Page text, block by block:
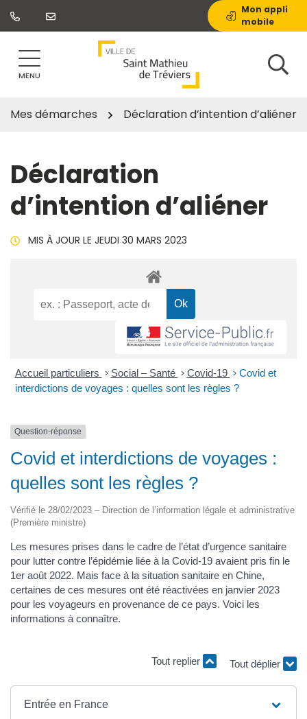
Aller
Mon appli
mobile
MENU
Mes démarches Déclaration d’intention d’aliéner
Déclaration
d’intention d’aliéner
MIS À JOUR LE JEUDI 30 MARS 2023
Accueil particuliers > Social – Santé > Covid-19 > Covid et
interdictions de voyages : quelles sont les règles ?
Question-réponse
Covid et interdictions de voyages :
quelles sont les règles ?
Vérifié le 28/02/2023 – Direction de l’information légale et administrative
(Première ministre)
Les mesures prises dans le cadre de l’état d’urgence sanitaire
pour lutter contre l’épidémie liée à la Covid-19 avaient pris fin le
1er août 2022. Mais face à la situation sanitaire en Chine,
certaines de ces mesures ont été réactivées en janvier 2023
pour les voyageurs en provenance de ce pays. Voici les
informations à connaître.
Tout replier Tout déplier
Entrée en France